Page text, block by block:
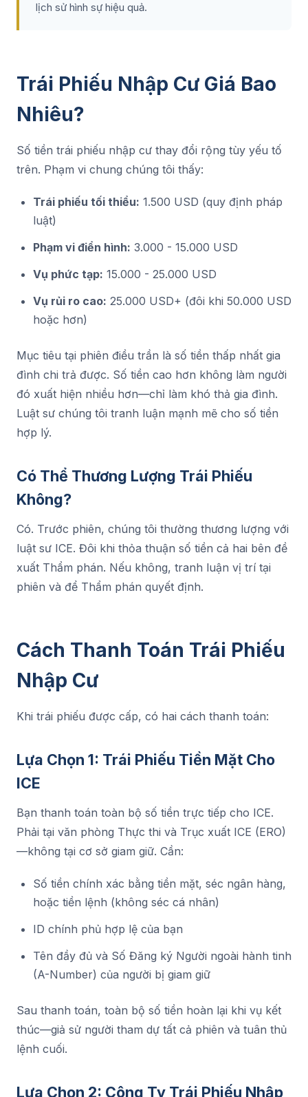
lịch sử hình sự hiệu quả.
Trái Phiếu Nhập Cư Giá Bao
Nhiêu?
Số tiền trái phiếu nhập cư thay đổi rộng tùy yếu tố
trên. Phạm vi chung chúng tôi thấy:
Trái phiếu tối thiểu: 1.500 USD (quy định pháp
luật)
Phạm vi điển hình: 3.000 - 15.000 USD
Vụ phức tạp: 15.000 - 25.000 USD
Vụ rủi ro cao: 25.000 USD+ (đôi khi 50.000 USD
hoặc hơn)
Mục tiêu tại phiên điều trần là số tiền thấp nhất gia
đình chi trả được. Số tiền cao hơn không làm người
đó xuất hiện nhiều hơn—chỉ làm khó thả gia đình.
Luật sư chúng tôi tranh luận mạnh mẽ cho số tiền
hợp lý.
Có Thể Thương Lượng Trái Phiếu
Không?
Có. Trước phiên, chúng tôi thường thương lượng với
luật sư ICE. Đôi khi thỏa thuận số tiền cả hai bên đề
xuất Thẩm phán. Nếu không, tranh luận vị trí tại
phiên và để Thẩm phán quyết định.
Cách Thanh Toán Trái Phiếu
Nhập Cư
Khi trái phiếu được cấp, có hai cách thanh toán:
Lựa Chọn 1: Trái Phiếu Tiền Mặt Cho
ICE
Bạn thanh toán toàn bộ số tiền trực tiếp cho ICE.
Phải tại văn phòng Thực thi và Trục xuất ICE (ERO)
—không tại cơ sở giam giữ. Cần:
Số tiền chính xác bằng tiền mặt, séc ngân hàng,
hoặc tiền lệnh (không séc cá nhân)
ID chính phủ hợp lệ của bạn
Tên đầy đủ và Số Đăng ký Người ngoài hành tinh
(A-Number) của người bị giam giữ
Sau thanh toán, toàn bộ số tiền hoàn lại khi vụ kết
thúc—giả sử người tham dự tất cả phiên và tuân thủ
lệnh cuối.
Lựa Chọn 2: Công Ty Trái Phiếu Nhập